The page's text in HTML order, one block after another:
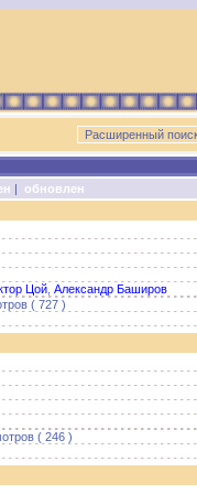
| обновлен
Цой Александр Баширов
( 727 )
( 246 )